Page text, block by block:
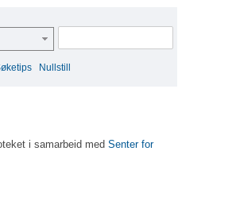
Nullstill
i samarbeid med Senter for